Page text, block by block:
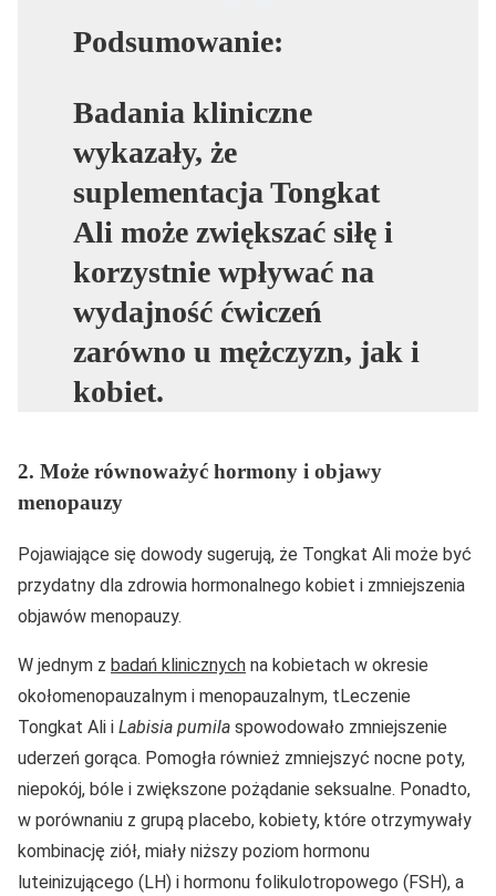
Podsumowanie:
Badania kliniczne
wykazały, że
suplementacja Tongkat
Ali może zwiększać siłę i
korzystnie wpływać na
wydajność ćwiczeń
zarówno u mężczyzn, jak i
kobiet.
2. Może równoważyć hormony i objawy
menopauzy
Pojawiające się dowody sugerują, że Tongkat Ali może być
przydatny dla zdrowia hormonalnego kobiet i zmniejszenia
objawów menopauzy.
W jednym z badań klinicznych na kobietach w okresie
okołomenopauzalnym i menopauzalnym, tLeczenie
Tongkat Ali i Labisia pumila spowodowało zmniejszenie
uderzeń gorąca. Pomogła również zmniejszyć nocne poty,
niepokój, bóle i zwiększone pożądanie seksualne. Ponadto,
w porównaniu z grupą placebo, kobiety, które otrzymywały
kombinację ziół, miały niższy poziom hormonu
luteinizującego (LH) i hormonu folikulotropowego (FSH), a